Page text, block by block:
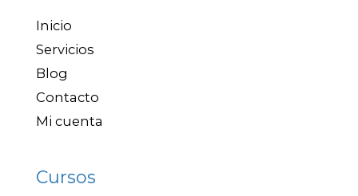
Inicio
Servicios
Blog
Contacto
Mi cuenta
Cursos